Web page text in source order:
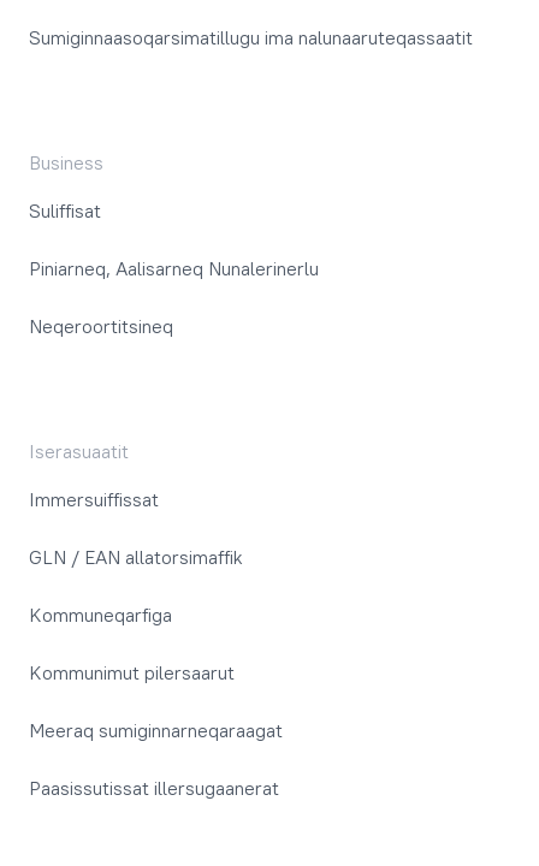
Sumiginnaasoqarsimatillugu ima nalunaaruteqassaatit
Business
Suliffisat
Piniarneq, Aalisarneq Nunalerinerlu
Neqeroortitsineq
Iserasuaatit
Immersuiffissat
GLN / EAN allatorsimaffik
Kommuneqarfiga
Kommunimut pilersaarut
Meeraq sumiginnarneqaraagat
Paasissutissat illersugaanerat